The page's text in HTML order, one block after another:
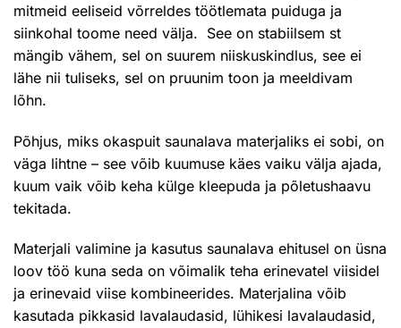
mitmeid eeliseid võrreldes töötlemata puiduga ja
siinkohal toome need välja. See on stabiilsem st
mängib vähem, sel on suurem niiskuskindlus, see ei
lähe nii tuliseks, sel on pruunim toon ja meeldivam
lõhn.
Põhjus, miks okaspuit saunalava materjaliks ei sobi, on
väga lihtne – see võib kuumuse käes vaiku välja ajada,
kuum vaik võib keha külge kleepuda ja põletushaavu
tekitada.
Materjali valimine ja kasutus saunalava ehitusel on üsna
loov töö kuna seda on võimalik teha erinevatel viisidel
ja erinevaid viise kombineerides. Materjalina võib
kasutada pikkasid lavalaudasid, lühikesi lavalaudasid,